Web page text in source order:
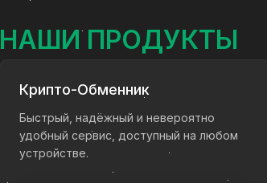
НАШИ ПРОДУКТЫ
Крипто-Обменник
Быстрый, надёжный и невероятно
удобный сервис, доступный на любом
устройстве.